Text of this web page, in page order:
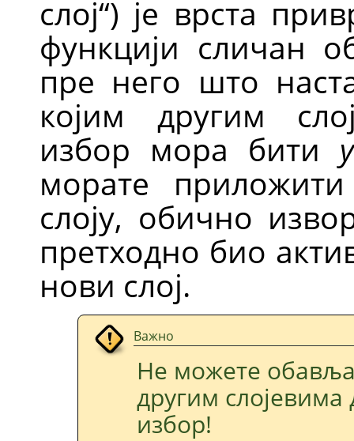
слој“) је врста
функцији сличан
пре него што
којим другим
избор мора бити
морате
слоју, обично
претходно био
нови слој.
Важно
Не можете
другим
избор!